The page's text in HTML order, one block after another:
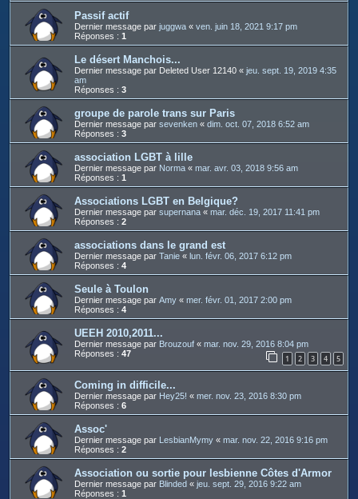
Passif actif
Dernier message par juggwa « ven. juin 18, 2021 9:17 pm
Réponses : 1
Le désert Manchois...
Dernier message par Deleted User 12140 « jeu. sept. 19, 2019 4:35
am
Réponses : 3
groupe de parole trans sur Paris
Dernier message par sevenken « dim. oct. 07, 2018 6:52 am
Réponses : 3
association LGBT à lille
Dernier message par Norma « mar. avr. 03, 2018 9:56 am
Réponses : 1
Associations LGBT en Belgique?
Dernier message par supernana « mar. déc. 19, 2017 11:41 pm
Réponses : 2
associations dans le grand est
Dernier message par Tanie « lun. févr. 06, 2017 6:12 pm
Réponses : 4
Seule à Toulon
Dernier message par Amy « mer. févr. 01, 2017 2:00 pm
Réponses : 4
UEEH 2010,2011...
Dernier message par Brouzouf « mar. nov. 29, 2016 8:04 pm
Réponses : 47 1 2 3 4 5
Coming in difficile...
Dernier message par Hey25! « mer. nov. 23, 2016 8:30 pm
Réponses : 6
Assoc'
Dernier message par LesbianMymy « mar. nov. 22, 2016 9:16 pm
Réponses : 2
Association ou sortie pour lesbienne Côtes d'Armor
Dernier message par Blinded « jeu. sept. 29, 2016 9:22 am
Réponses : 1